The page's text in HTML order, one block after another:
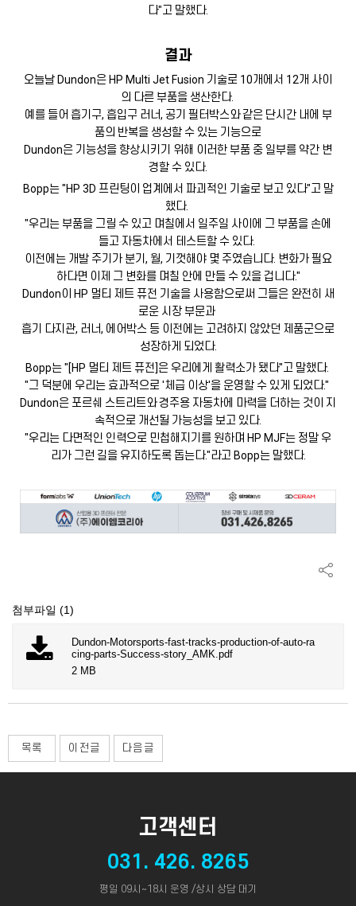
다"고 말했다.
결과
오늘날 Dundon은 HP Multi Jet Fusion 기술로 10개에서 12개 사이
의 다른 부품을 생산한다.
예를 들어 흡기구, 흡입구 러너, 공기 필터박스와 같은 단시간 내에 부
품의 반복을 생성할 수 있는 기능으로
Dundon은 기능성을 향상시키기 위해 이러한 부품 중 일부를 약간 변
경할 수 있다.
Bopp는 "HP 3D 프린팅이 업계에서 파괴적인 기술로 보고 있다"고 말
했다.
"우리는 부품을 그릴 수 있고 며칠에서 일주일 사이에 그 부품을 손에
들고 자동차에서 테스트할 수 있다.
이전에는 개발 주기가 분기, 월, 기껏해야 몇 주였습니다. 변화가 필요
하다면 이제 그 변화를 며칠 안에 만들 수 있을 겁니다."
Dundon이 HP 멀티 제트 퓨전 기술을 사용함으로써 그들은 완전히 새
로운 시장 부문과
흡기 다지관, 러너, 에어박스 등 이전에는 고려하지 않았던 제품군으로
성장하게 되었다.
Bopp는 "[HP 멀티 제트 퓨전]은 우리에게 활력소가 됐다"고 말했다.
"그 덕분에 우리는 효과적으로 '체급 이상'을 운영할 수 있게 되었다."
Dundon은 포르쉐 스트리트와 경주용 자동차에 마력을 더하는 것이 지
속적으로 개선될 가능성을 보고 있다.
"우리는 다면적인 인력으로 민첩해지기를 원하며 HP MJF는 정말 우
리가 그런 길을 유지하도록 돕는다."라고 Bopp는 말했다.
첨부파일 (1)
Dundon-Motorsports-fast-tracks-production-of-auto-ra
cing-parts-Success-story_AMK.pdf
2 MB
목록 이전글 다음글
고객센터
031. 426. 8265
평일 09시~18시 운영 /상시 상담 대기